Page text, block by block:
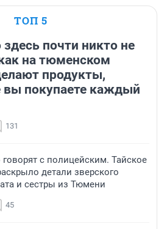
ТОП 5
почти никто не
на тюменском
продукты,
вы покупаете каждый
131
с полицейским. Тайское
детали зверского
и сестры из Тюмени
45